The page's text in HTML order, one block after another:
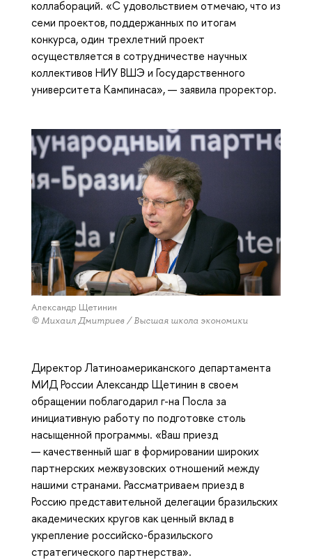
коллабораций. «С удовольствием отмечаю, что из
семи проектов, поддержанных по итогам
конкурса, один трехлетний проект
осуществляется в сотрудничестве научных
коллективов НИУ ВШЭ и Государственного
университета Кампинаса», — заявила проректор.
Александр Щетинин
© Михаил Дмитриев / Высшая школа экономики
Директор Латиноамериканского департамента
МИД России Александр Щетинин в своем
обращении поблагодарил г-на Посла за
инициативную работу по подготовке столь
насыщенной программы. «Ваш приезд
— качественный шаг в формировании широких
партнерских межвузовских отношений между
нашими странами. Рассматриваем приезд в
Россию представительной делегации бразильских
академических кругов как ценный вклад в
укрепление российско-бразильского
стратегического партнерства».